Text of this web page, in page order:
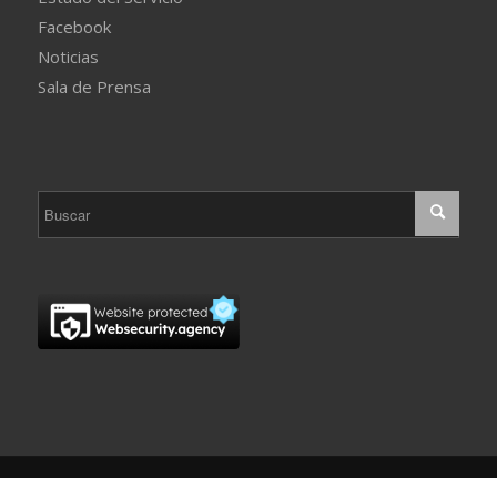
Facebook
Noticias
Sala de Prensa